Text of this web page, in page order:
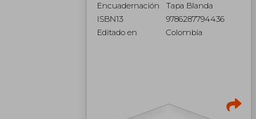
Encuadernación
Tapa Blanda
ISBN13
9786287794436
Editado en
Colombia